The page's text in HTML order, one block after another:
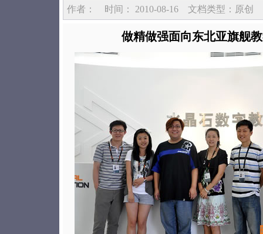
作者： 时间： 2010-08-16 文档类型：原创
做精做强面向东北亚旗舰